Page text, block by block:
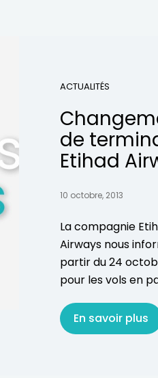
ACTUALITÉS
de
Etihad
10 octobre, 2013
La compagnie
Airways nous
partir du 24
pour les vols en
En savoir plus